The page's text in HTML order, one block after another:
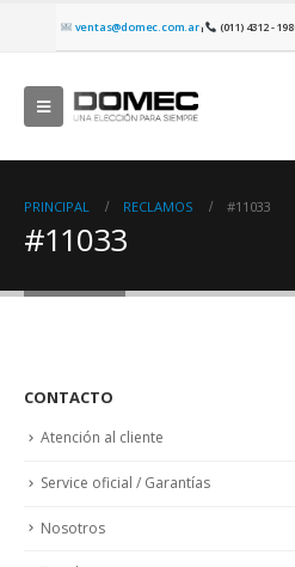
ventas@domec.com.ar| (011) 4312 -
PRINCIPAL RECLAMOS #11033
#11033
CONTACTO
Atención al cliente
Service oficial / Garantías
Nosotros